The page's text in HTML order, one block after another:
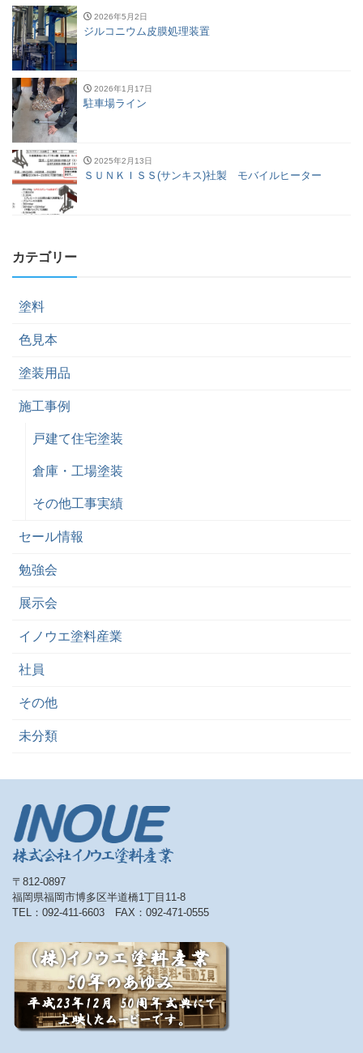
2026年5月2日
ジルコニウム皮膜処理装置
2026年1月17日
駐車場ライン
2025年2月13日
ＳＵＮＫＩＳＳ(サンキス)社製 モバイルヒーター
カテゴリー
塗料
色見本
塗装用品
施工事例
戸建て住宅塗装
倉庫・工場塗装
その他工事実績
セール情報
勉強会
展示会
イノウエ塗料産業
社員
その他
未分類
〒812-0897
福岡県福岡市博多区半道橋1丁目11-8
TEL：092-411-6603 FAX：092-471-0555